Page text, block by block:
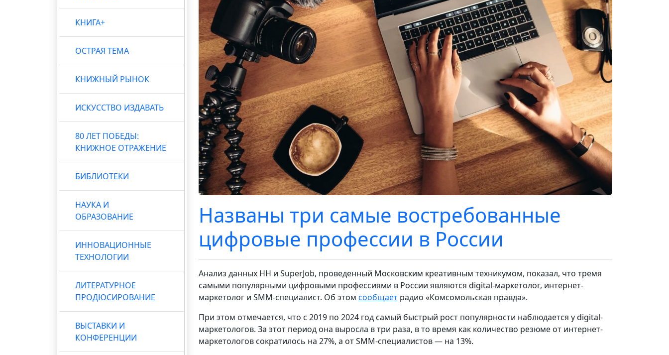
КНИГА+
ОСТРАЯ ТЕМА
КНИЖНЫЙ РЫНОК
ИСКУССТВО ИЗДАВАТЬ
80 ЛЕТ ПОБЕДЫ:
КНИЖНОЕ ОТРАЖЕНИЕ
БИБЛИОТЕКИ
НАУКА И
ОБРАЗОВАНИЕ
ИННОВАЦИОННЫЕ
ТЕХНОЛОГИИ
ЛИТЕРАТУРНОЕ
ПРОДЮСИРОВАНИЕ
ВЫСТАВКИ И
КОНФЕРЕНЦИИ
Названы три самые востребованные
цифровые профессии в России
Анализ данных HH и SuperJob, проведенный Московским креативным техникумом, показал, что тремя
самыми популярными цифровыми профессиями в России являются digital-маркетолог, интернет-
маркетолог и SMM-специалист. Об этом сообщает радио «Комсомольская правда».
При этом отмечается, что с 2019 по 2024 год самый быстрый рост популярности наблюдается у digital-
маркетологов. За этот период она выросла в три раза, в то время как количество резюме от интернет-
маркетологов сократилось на 27%, а от SMM-специалистов — на 13%.